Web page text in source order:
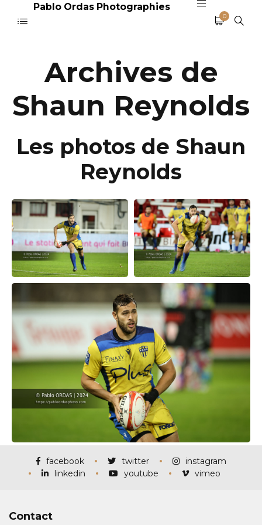
Pablo Ordas Photographies
0
Archives de
Shaun Reynolds
Les photos de Shaun
Reynolds
facebook twitter
instagram
linkedin
youtube vimeo
Contact